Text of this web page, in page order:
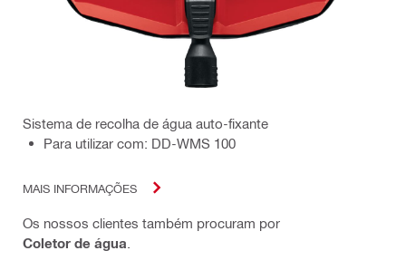
Sistema de recolha de água auto-fixante
Para utilizar com: DD-WMS 100
MAIS INFORMAÇÕES
Os nossos clientes também procuram por
Coletor de água